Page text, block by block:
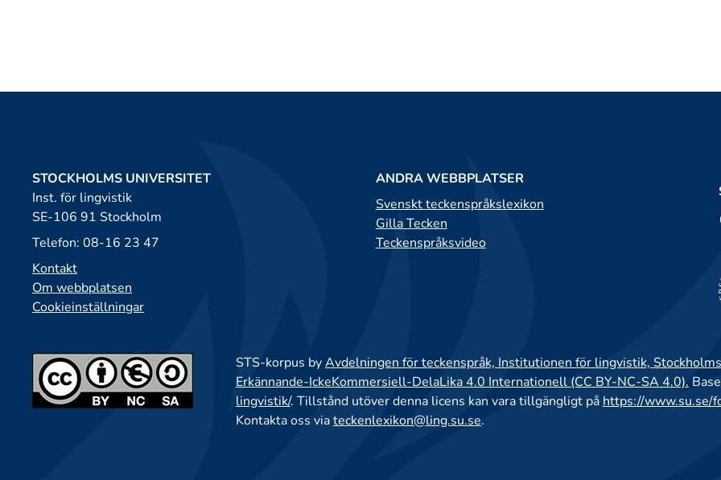
STOCKHOLMS UNIVERSITET
Inst. för lingvistik
SE-106 91 Stockholm
Telefon: 08-16 23 47
Kontakt
Om webbplatsen
Cookieinställningar
ANDRA WEBBPLATSER
Svenskt teckenspråkslexikon
Gilla Tecken
Teckenspråksvideo
STS-korpus byAvdelningen för teckenspråk, Institutionen för lingvistik,
Erkännande-IckeKommersiell-DelaLika 4.0 Internationell (CC BY-NC-SA 4.0).
lingvistik/. Tillstånd utöver denna licens kan vara tillgängligt på https://www.su.se/
Kontakta oss viateckenlexikon@ling.su.se.